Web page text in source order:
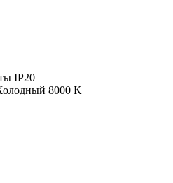
IP20
8000 K